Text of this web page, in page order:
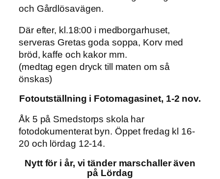
och Gårdlösavägen.
Där efter, kl.18:00 i medborgarhuset,
serveras Gretas goda soppa, Korv med
bröd, kaffe och kakor mm.
(medtag egen dryck till maten om så
önskas)
Fotoutställning i Fotomagasinet, 1-2 nov.
Åk 5 på Smedstorps skola har
fotodokumenterat byn. Öppet fredag kl 16-
20 och lördag 12-14.
Nytt för i år, vi tänder marschaller även
på Lördag